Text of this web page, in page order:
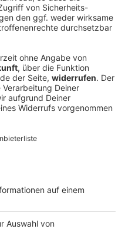
holt mit Staffel
bei der
nächstes Gold.
an.
gemerkt